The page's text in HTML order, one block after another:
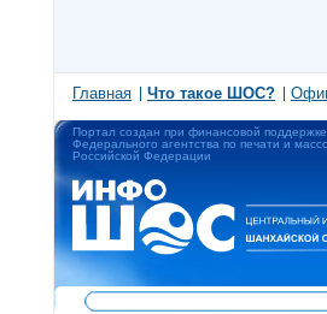
Главная Что такое ШОС?
Портал создан при финансовой поддержке
Федерального агентства по печати и
Российской Федерации